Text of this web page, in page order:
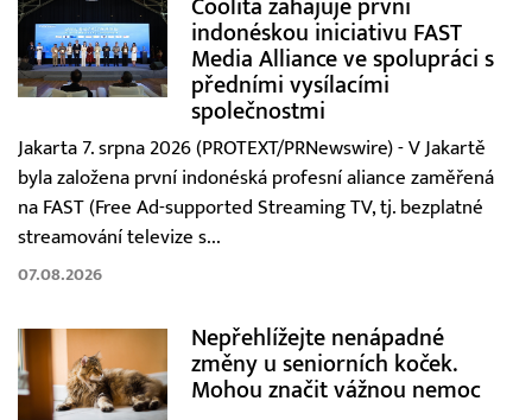
Coolita zahajuje první
indonéskou iniciativu FAST
Media Alliance ve spolupráci s
předními vysílacími
společnostmi
Jakarta 7. srpna 2026 (PROTEXT/PRNewswire) - V Jakartě
byla založena první indonéská profesní aliance zaměřená
na FAST (Free Ad-supported Streaming TV, tj. bezplatné
streamování televize s...
07.08.2026
Nepřehlížejte nenápadné
změny u seniorních koček.
Mohou značit vážnou nemoc